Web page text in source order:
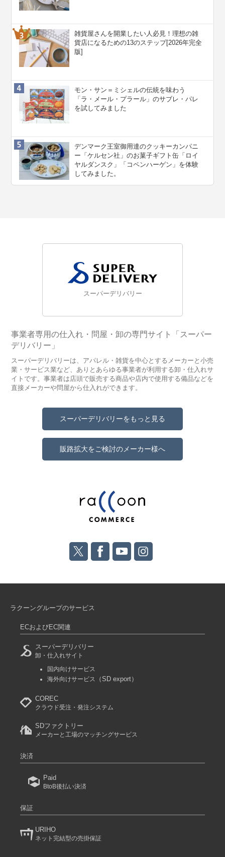
雑貨屋さんを開業したい人必見！理想の雑
貨店になるための13のステップ[2026年完全
版]
モン・サン＝ミシェルの伝統を味わう
「ラ・メール・プラール」のサブレ・パレ
を試してみました
デンマーク王室御用達のクッキーカンパニ
ー「ケルセン社」のお菓子ギフト缶「ロイ
ヤルダンスク」「コペンハーゲン」を体験
してみました。
スーパーデリバリー
事業者専用の仕入れ・問屋・卸の専門サイト「スーパー
デリバリー」
スーパーデリバリーは、アパレル・雑貨を中心とするメーカーと小売
業・サービス業など、ありとあらゆる事業者が利用する卸・仕入れサ
イトです。事業者は店頭で販売する商品や店内で使用する備品などを
直接メーカーや問屋から仕入れができます。
スーパーデリバリーをもっと見る
販路拡大をご検討のメーカー様へ
ラクーングループのサービス
ECおよびEC関連
スーパーデリバリー
卸・仕入れサイト
国内向けサービス
海外向けサービス
（SD export）
COREC
クラウド受注・発注システム
SDファクトリー
メーカーと工場のマッチングサービス
決済
Paid
BtoB後払い決済
保証
URIHO
ネット完結型の売掛保証